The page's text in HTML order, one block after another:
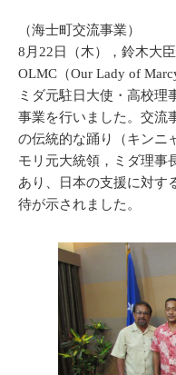
（海士町交流事業）
8月22日（木），鈴木大
OLMC（Our Lady of
ミダ元駐日大使・高校理
事業を行いました。交流
の伝統的な踊り（キンニ
モリ元大統領，ミダ理事
あり、日本の支援に対す
待が示されました。